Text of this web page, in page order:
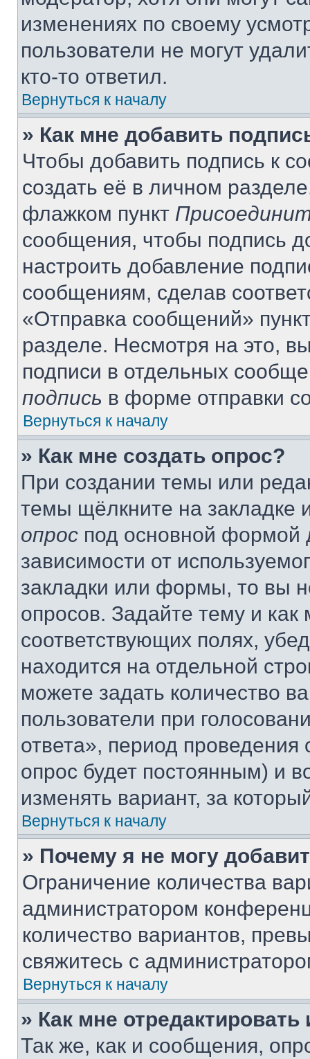
изменениях по своему
пользователи не могут
кто-то ответил.
Вернуться к началу
» Как мне добавить
Чтобы добавить подпись к
создать её в личном
флажком пункт
сообщения, чтобы подпись
настроить добавление
сообщениям, сделав
«Отправка сообщений»
разделе. Несмотря на это,
подписи в отдельных
подпись в форме отправки
Вернуться к началу
» Как мне создать опрос?
При создании темы или
темы щёлкните на
опрос под основной формой
зависимости от
закладки или формы, то вы
опросов. Задайте тему и
соответствующих полях,
находится на отдельной
можете задать количество
пользователи при
ответа», период проведения
опрос будет постоянным) и
изменять вариант, за
Вернуться к началу
» Почему я не могу
Ограничение количества
администратором
количество вариантов,
свяжитесь с
Вернуться к началу
» Как мне
Так же, как и сообщения,